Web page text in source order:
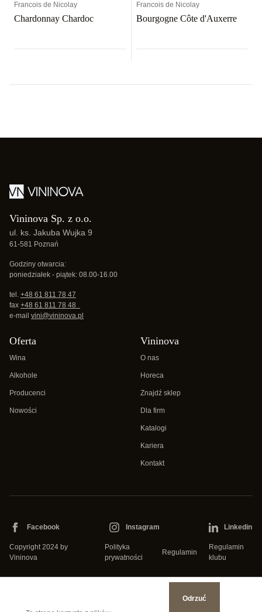
Francois de Nicolay
Chardonnay Chardoc
Francois de Nicolay
Bourgogne Côte d'Auxerre
Vininova Sp. z o.o.
ul. ks. Jakuba Wujka 9
61-581 Poznań
Godziny otwarcia:
poniedziałek - piątek: 08.00-16.00
tel. +48 61 811 78 47
fax +48 61 811 78 48
e-mail vini@vininova.pl
Oferta
Wina
Alkohole
Producenci
Nowości
Vininova
O nas
Horeca
Znajdź sklep
Dla firm
Katalogi
Kariera
Kontakt
Copyright 2024 by
Vininova
Polityka
prywatności
Regulamin
Regulamin
klubu
Facebook Instagram Linkedin
Odrzuć